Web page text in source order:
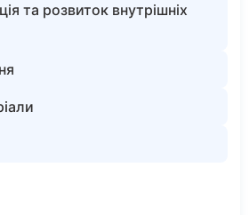
та розвиток внутрішніх